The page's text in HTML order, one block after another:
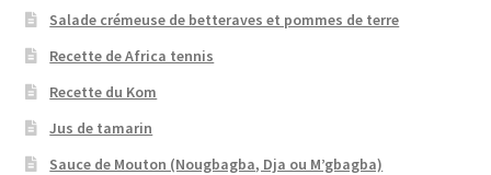
Salade crémeuse de betteraves et pommes de terre
Recette de Africa tennis
Recette du Kom
Jus de tamarin
Sauce de Mouton (Nougbagba, Dja ou M’gbagba)